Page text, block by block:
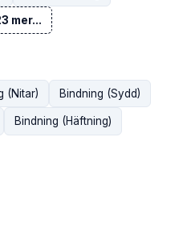
mer...
(Nitar) Bindning (Sydd)
Bindning (Häftning)